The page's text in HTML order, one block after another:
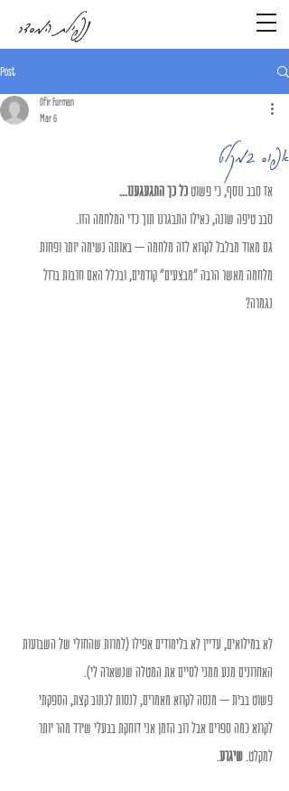
נפילת המסדר
Post
אפוס במקלט
Ofir Furman
Mar 6
אז סבב נוסף, כי פשוט כל כך התגעגענו...
סבב טיפה שונה, כאילו התבגרנו תוך כדי המלחמה הזו.
גם מאוד מבלבל לקרוא לזה מלחמה – באותה נשימה יותר ופחות
מלחמה מאשר הרבה "מבצעים" קודמים, ובכלל האם חרבות ברזל
נגמרה?
לא במילואים, עדיין לא בלימודים אפילו (למרות שהחולי של השבועות
האחרונים מנע ממני לסיים את המטלה שנשארה לי).
פשוט בבית – מנסה לקרוא מאמרים, לנסות לכתוב קצת, הספקתי
לקרוא כמה ספרים אבל רוב הזמן אני דוחקת בבעלי שירד מהר יותר
למקלט. שיגרע.